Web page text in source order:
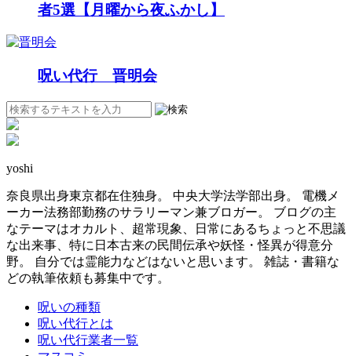
者5選【月曜から夜ふかし】
呪い代行 晋明会
yoshi
奈良県出身東京都在住独身。 中央大学法学部出身。 電機メ
ーカー法務部勤務のサラリーマン兼ブロガー。 ブログの主
なテーマはオカルト、超常現象、日常にあるちょっと不思議
な出来事、特に日本古来の民間伝承や妖怪・怪異が得意分
野。 自分では霊能力などはないと思います。 雑誌・書籍な
どの執筆依頼も募集中です。
呪いの種類
呪い代行とは
呪い代行業者一覧